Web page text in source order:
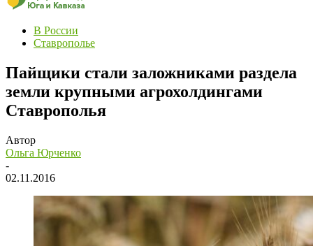
В России
Ставрополье
Пайщики стали заложниками раздела
земли крупными агрохолдингами
Ставрополья
Автор
Ольга Юрченко
-
02.11.2016